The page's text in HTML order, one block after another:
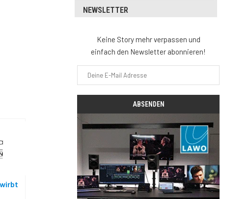
NEWSLETTER
Keine Story mehr verpassen und
einfach den Newsletter abonnieren!